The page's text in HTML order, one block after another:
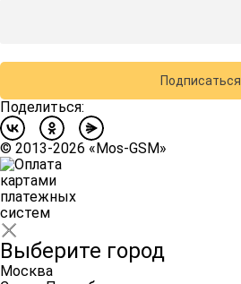
Подписаться
Поделиться:
© 2013-2026 «Mos-GSM»
Выберите город
Москва